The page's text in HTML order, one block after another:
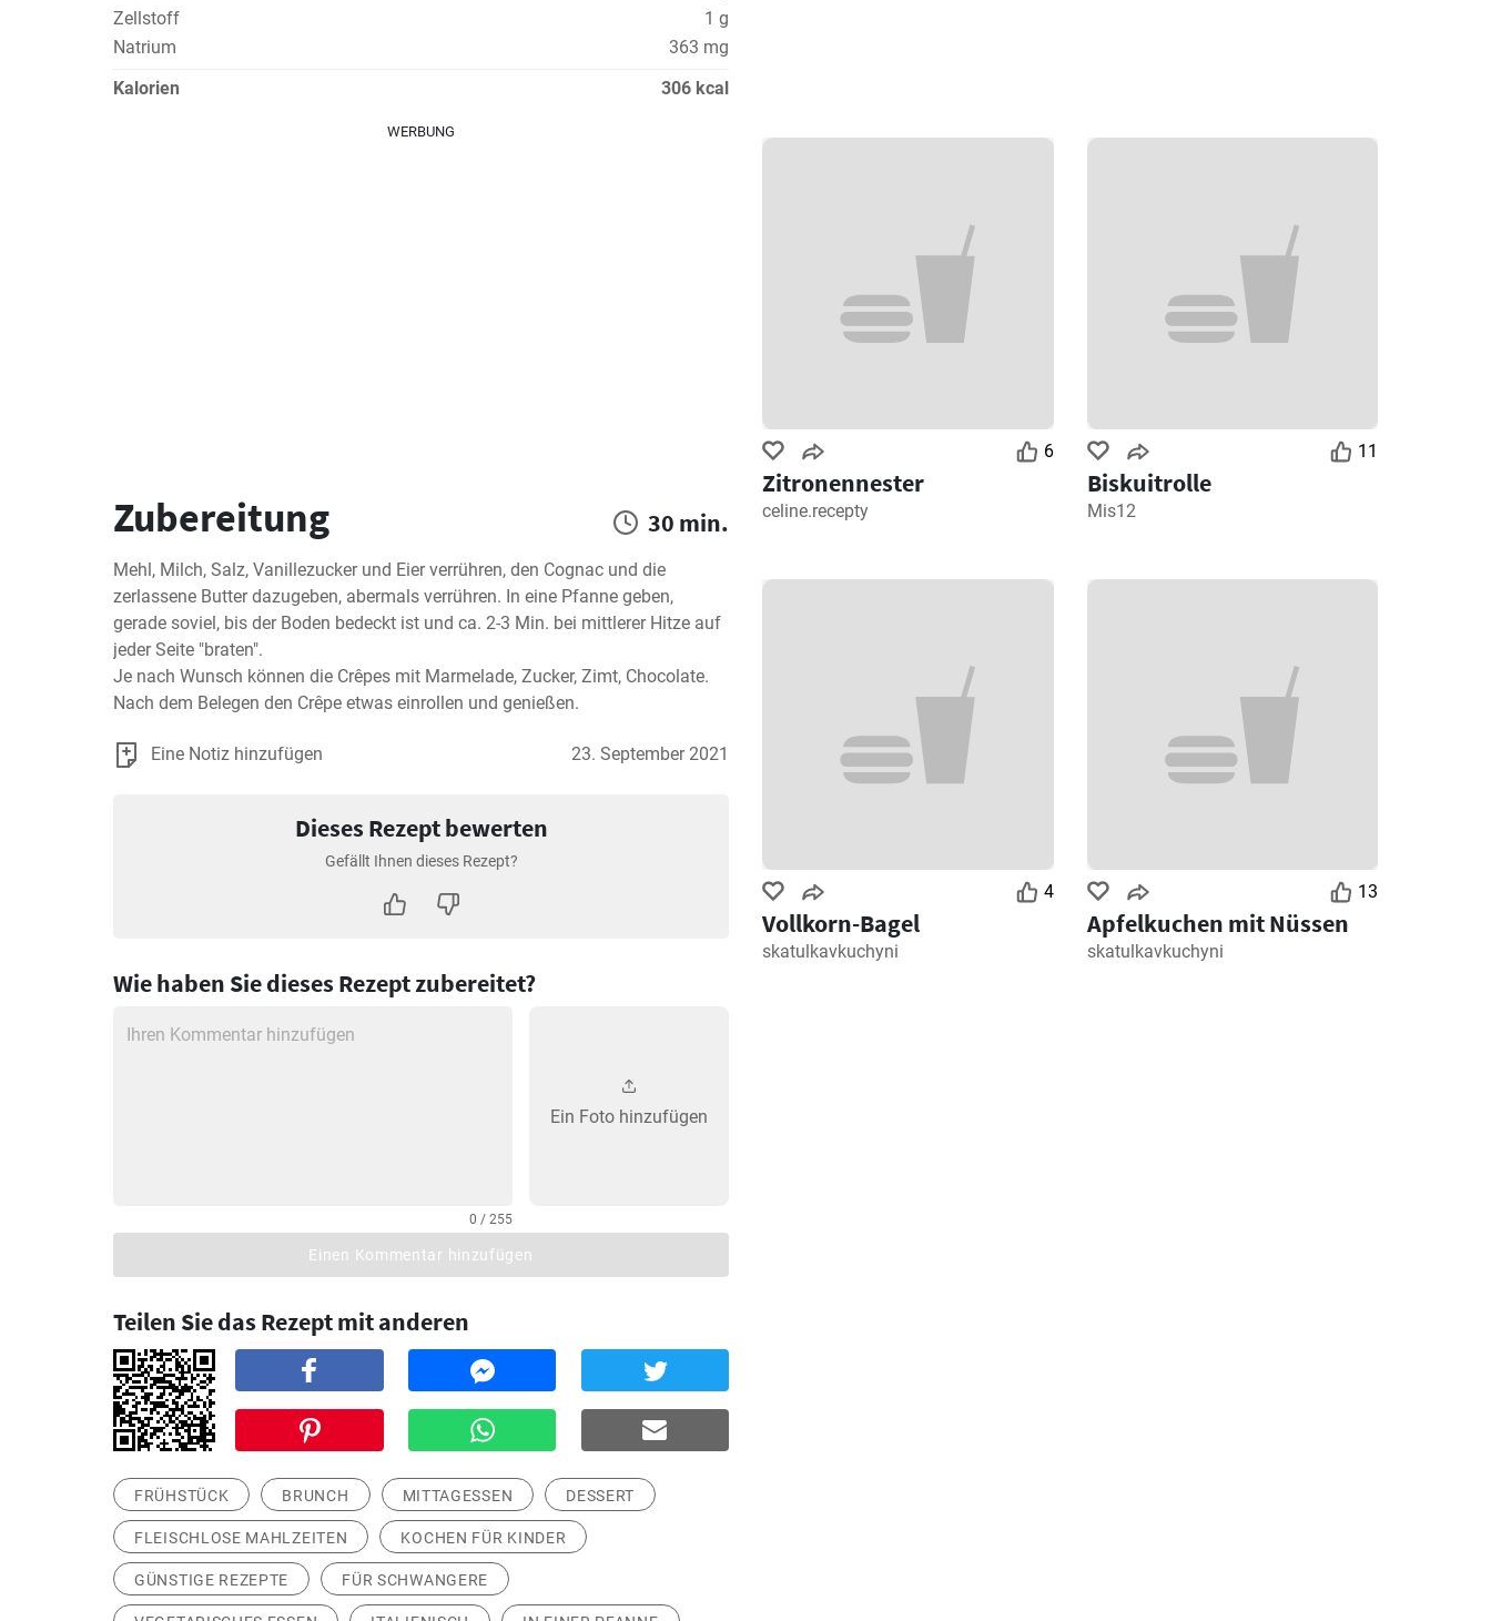
Zellstoff
1 g
Natrium
363 mg
Kalorien
306 kcal
WERBUNG
Zubereitung 30 min.
Mehl, Milch, Salz, Vanillezucker und Eier verrühren, den Cognac und die
zerlassene Butter dazugeben, abermals verrühren. In eine Pfanne geben,
gerade soviel, bis der Boden bedeckt ist und ca. 2-3 Min. bei mittlerer Hitze auf
jeder Seite "braten".
Je nach Wunsch können die Crêpes mit Marmelade, Zucker, Zimt, Chocolate.
Nach dem Belegen den Crêpe etwas einrollen und genießen.
Eine Notiz hinzufügen 23. September 2021
Dieses Rezept bewerten
Gefällt Ihnen dieses Rezept?
Wie haben Sie dieses Rezept zubereitet?
0 / 255
Ein Foto hinzufügen
Einen Kommentar hinzufügen
Teilen Sie das Rezept mit anderen
FRÜHSTÜCK BRUNCH MITTAGESSEN DESSERT
FLEISCHLOSE MAHLZEITEN KOCHEN FÜR KINDER
GÜNSTIGE REZEPTE FÜR SCHWANGERE
6
Zitronennester
celine.recepty
11
Biskuitrolle
Mis12
4
Vollkorn-Bagel
skatulkavkuchyni
13
Apfelkuchen mit Nüssen
skatulkavkuchyni